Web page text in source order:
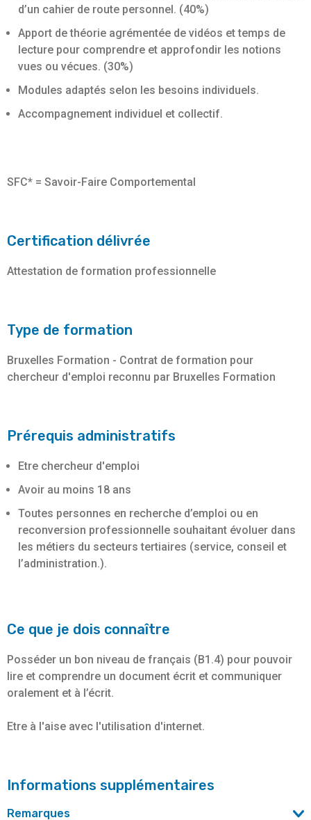
d’un cahier de route personnel. (40%)
Apport de théorie agrémentée de vidéos et temps de
lecture pour comprendre et approfondir les notions
vues ou vécues. (30%)
Modules adaptés selon les besoins individuels.
Accompagnement individuel et collectif.
SFC* = Savoir-Faire Comportemental
Certification délivrée
Attestation de formation professionnelle
Type de formation
Bruxelles Formation - Contrat de formation pour
chercheur d'emploi reconnu par Bruxelles Formation
Prérequis administratifs
Etre chercheur d'emploi
Avoir au moins 18 ans
Toutes personnes en recherche d’emploi ou en
reconversion professionnelle souhaitant évoluer dans
les métiers du secteurs tertiaires (service, conseil et
l’administration.).
Ce que je dois connaître
Posséder un bon niveau de français (B1.4) pour pouvoir
lire et comprendre un document écrit et communiquer
oralement et à l’écrit.
Etre à l'aise avec l'utilisation d'internet.
Informations supplémentaires
Remarques